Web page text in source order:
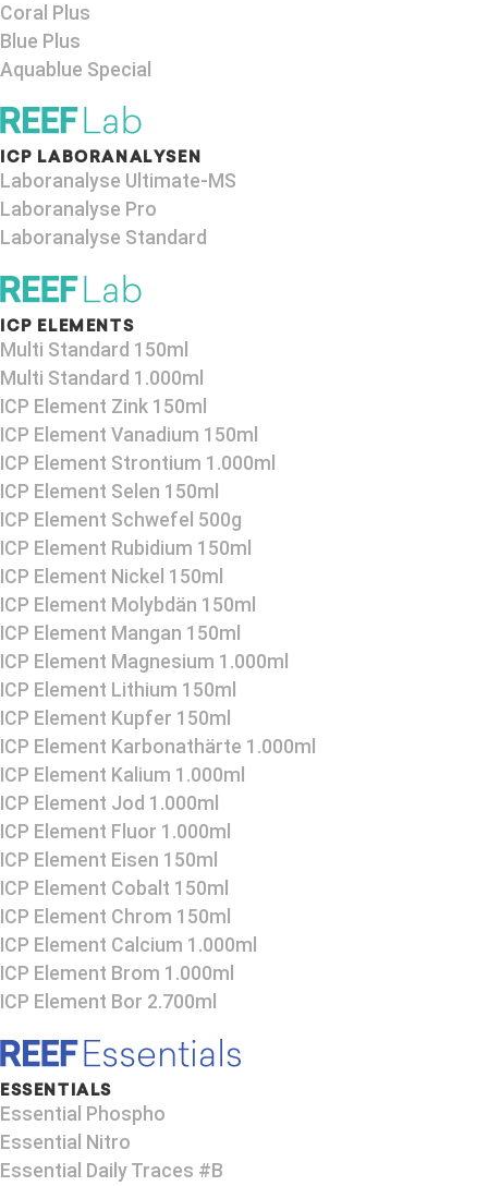
Coral Plus
Blue Plus
Aquablue Special
ICP LABORANALYSEN
Laboranalyse Ultimate-MS
Laboranalyse Pro
Laboranalyse Standard
ICP ELEMENTS
Multi Standard 150ml
Multi Standard 1.000ml
ICP Element Zink 150ml
ICP Element Vanadium 150ml
ICP Element Strontium 1.000ml
ICP Element Selen 150ml
ICP Element Schwefel 500g
ICP Element Rubidium 150ml
ICP Element Nickel 150ml
ICP Element Molybdän 150ml
ICP Element Mangan 150ml
ICP Element Magnesium 1.000ml
ICP Element Lithium 150ml
ICP Element Kupfer 150ml
ICP Element Karbonathärte 1.000ml
ICP Element Kalium 1.000ml
ICP Element Jod 1.000ml
ICP Element Fluor 1.000ml
ICP Element Eisen 150ml
ICP Element Cobalt 150ml
ICP Element Chrom 150ml
ICP Element Calcium 1.000ml
ICP Element Brom 1.000ml
ICP Element Bor 2.700ml
ESSENTIALS
Essential Phospho
Essential Nitro
Essential Daily Traces #B